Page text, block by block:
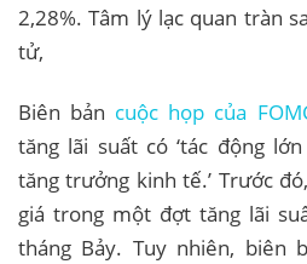
2,28%. Tâm lý lạc quan tràn
tử,
Biên bản cuộc họp của
tăng lãi suất có ‘tác động
tăng trưởng kinh tế.’ Trước
giá trong một đợt tăng lãi
tháng Bảy. Tuy nhiên, biên